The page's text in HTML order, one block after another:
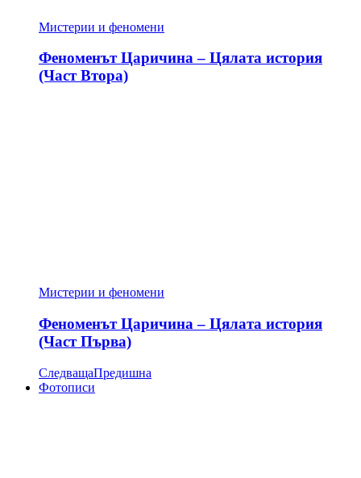
Мистерии и феномени
Феноменът Царичина – Цялата история
(Част Втора)
Мистерии и феномени
Феноменът Царичина – Цялата история
(Част Първа)
СледващаПредишна
Фотописи